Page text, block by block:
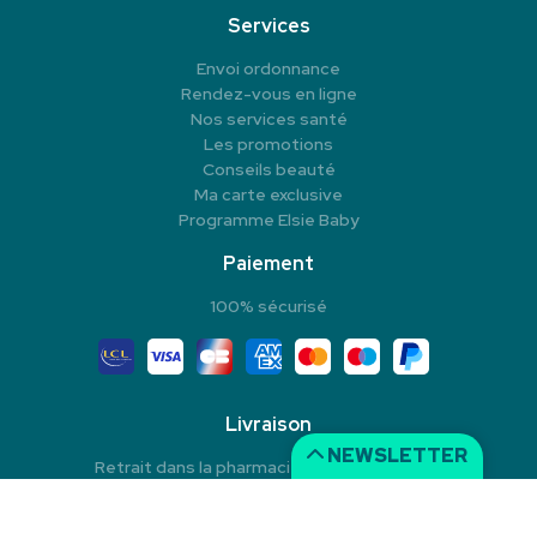
NEWSLETTER
Services
Envoi ordonnance
Rendez-vous en ligne
Nos services santé
Les promotions
Conseils beauté
Ma carte exclusive
Programme Elsie Baby
Paiement
100% sécurisé
Livraison
Retrait dans la pharmacie en Click & Collect